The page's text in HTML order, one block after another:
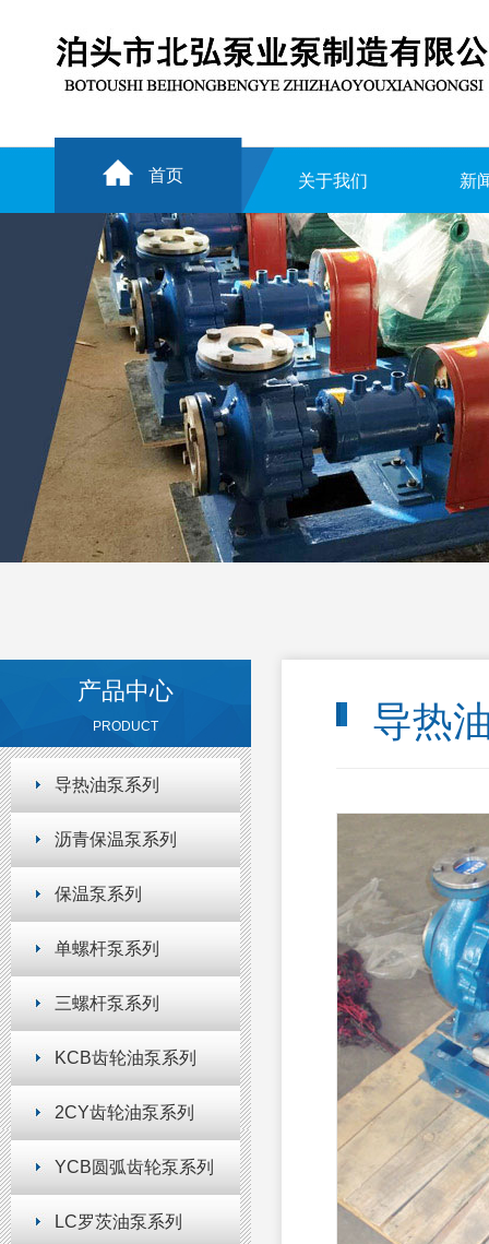
首页 关于我们 新
产品中心
PRODUCT
导热油泵系列
沥青保温泵系列
保温泵系列
单螺杆泵系列
三螺杆泵系列
KCB齿轮油泵系列
2CY齿轮油泵系列
YCB圆弧齿轮泵系列
LC罗茨油泵系列
导热